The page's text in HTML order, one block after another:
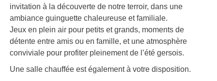
invitation à la découverte de notre terroir, dans une
ambiance guinguette chaleureuse et familiale.
Jeux en plein air pour petits et grands, moments de
détente entre amis ou en famille, et une atmosphère
conviviale pour profiter pleinement de l’été gersois.
Une salle chauffée est également à votre disposition.